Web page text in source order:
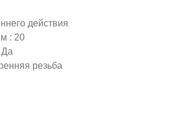
действия
: 20
резьба